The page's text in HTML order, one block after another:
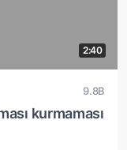
2:40
9.8B
kurmaması